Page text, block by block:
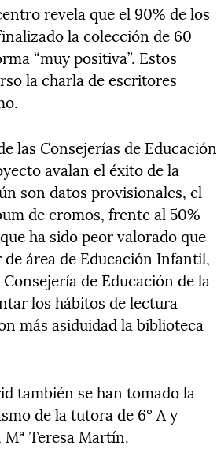
revela que el 90% de los
la colección de 60
“muy positiva”. Estos
la charla de escritores
las Consejerías de Educación
avalan el éxito de la
son datos provisionales, el
de cromos, frente al 50%
ha sido peor valorado que
área de Educación Infantil,
de Educación de la
los hábitos de lectura
más asiduidad la biblioteca
también se han tomado la
de la tutora de 6º A y
Teresa Martín.